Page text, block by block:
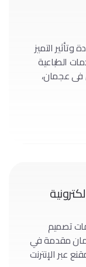
التميز
الطباعية
في عجمان،
إطلاق
تصميم
مقدمة في
عبر الإنترنت